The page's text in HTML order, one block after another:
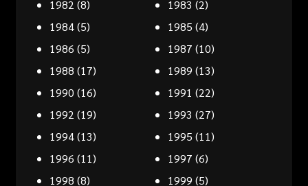
1982 (8) 1983 (2)
1984(5) 1985 (4)
1986 (5) 1987 (10)
1988 (17) 1989 (13)
1990 (16) 1991 (22)
1992 (19) 1993 (27)
1994(13) 1995 (11)
1996 (11) 1997 (6)
1998 (8) 1999 (5)